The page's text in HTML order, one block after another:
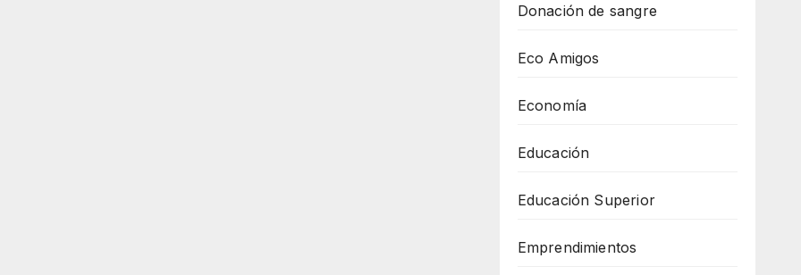
Donación de sangre
Eco Amigos
Economía
Educación
Educación Superior
Emprendimientos